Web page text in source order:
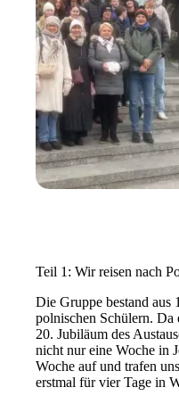
Teil 1: Wir reisen nach
Die Gruppe bestand aus
polnischen Schülern. Da
20. Jubiläum des
nicht nur eine Woche in
Woche auf und trafen
erstmal für vier Tage in